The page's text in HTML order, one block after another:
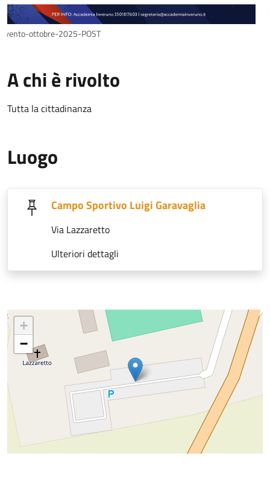
Evento-ottobre-2025-POST
A chi è rivolto
Tutta la cittadinanza
Luogo
Campo Sportivo Luigi Garavaglia
Via Lazzaretto
Ulteriori dettagli
+
−